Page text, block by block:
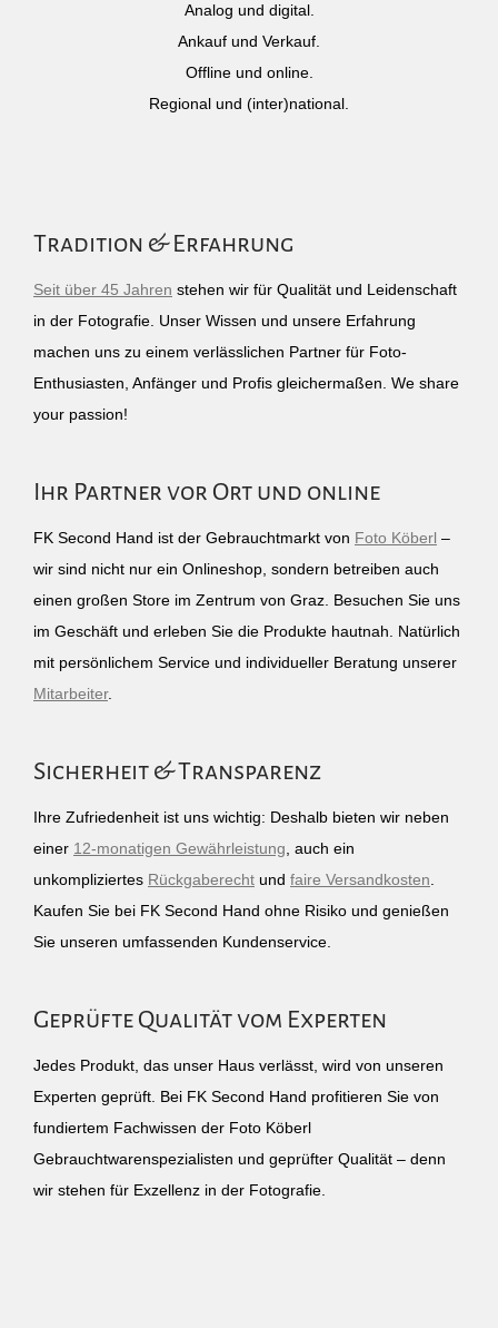
Analog und digital.
Ankauf und Verkauf.
Offline und online.
Regional und (inter)national.
Tradition & Erfahrung
Seit über 45 Jahren stehen wir für Qualität und Leidenschaft
in der Fotografie. Unser Wissen und unsere Erfahrung
machen uns zu einem verlässlichen Partner für Foto-
Enthusiasten, Anfänger und Profis gleichermaßen. We share
your passion!
Ihr Partner vor Ort und online
FK Second Hand ist der Gebrauchtmarkt von Foto Köberl –
wir sind nicht nur ein Onlineshop, sondern betreiben auch
einen großen Store im Zentrum von Graz. Besuchen Sie uns
im Geschäft und erleben Sie die Produkte hautnah. Natürlich
mit persönlichem Service und individueller Beratung unserer
Mitarbeiter.
Sicherheit & Transparenz
Ihre Zufriedenheit ist uns wichtig: Deshalb bieten wir neben
einer 12-monatigen Gewährleistung , auch ein
unkompliziertes Rückgaberecht und faire Versandkosten
Kaufen Sie bei FK Second Hand ohne Risiko und genießen
Sie unseren umfassenden Kundenservice.
Geprüfte Qualität vom Experten
Jedes Produkt, das unser Haus verlässt, wird von unseren
Experten geprüft. Bei FK Second Hand profitieren Sie von
fundiertem Fachwissen der Foto Köberl
Gebrauchtwarenspezialisten und geprüfter Qualität – denn
wir stehen für Exzellenz in der Fotografie.